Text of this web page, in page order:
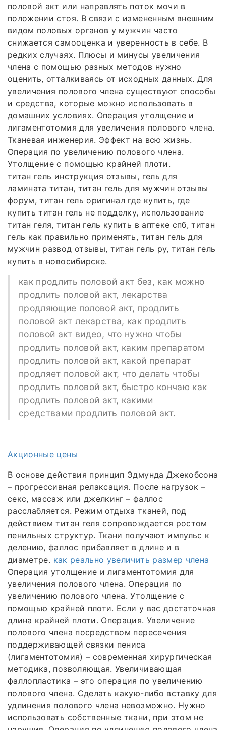
половой акт или направлять поток мочи в
положении стоя. В связи с измененным внешним
видом половых органов у мужчин часто
снижается самооценка и уверенность в себе. В
редких случаях. Плюсы и минусы увеличения
члена с помощью разных методов нужно
оценить, отталкиваясь от исходных данных. Для
увеличения полового члена существуют способы
и средства, которые можно использовать в
домашних условиях. Операция утолщение и
лигаментотомия для увеличения полового члена.
Тканевая инженерия. Эффект на всю жизнь.
Операция по увеличению полового члена.
Утолщение с помощью крайней плоти.
титан гель инструкция отзывы, гель для
ламината титан, титан гель для мужчин отзывы
форум, титан гель оригинал где купить, где
купить титан гель не подделку, использование
титан геля, титан гель купить в аптеке спб, титан
гель как правильно применять, титан гель для
мужчин развод отзывы, титан гель ру, титан гель
купить в новосибирске.
как продлить половой акт без, как можно
продлить половой акт, лекарства
продляющие половой акт, продлить
половой акт лекарства, как продлить
половой акт видео, что нужно чтобы
продлить половой акт, каким препаратом
продлить половой акт, какой препарат
продляет половой акт, что делать чтобы
продлить половой акт, быстро кончаю как
продлить половой акт, какими
средствами продлить половой акт.
Акционные цены
В основе действия принцип Эдмунда Джекобсона
– прогрессивная релаксация. После нагрузок –
секс, массаж или джелкинг – фаллос
расслабляется. Режим отдыха тканей, под
действием титан геля сопровождается ростом
пенильных структур. Ткани получают импульс к
делению, фаллос прибавляет в длине и в
диаметре. как реально увеличить размер члена
Операция утолщение и лигаментотомия для
увеличения полового члена. Операция по
увеличению полового члена. Утолщение с
помощью крайней плоти. Если у вас достаточная
длина крайней плоти. Операция. Увеличение
полового члена посредством пересечения
поддерживающей связки пениса
(лигаментотомия) – современная хирургическая
методика, позволяющая. Увеличивающая
фаллопластика – это операция по увеличению
полового члена. Сделать какую-либо вставку для
удлинения полового члена невозможно. Нужно
использовать собственные ткани, при этом не